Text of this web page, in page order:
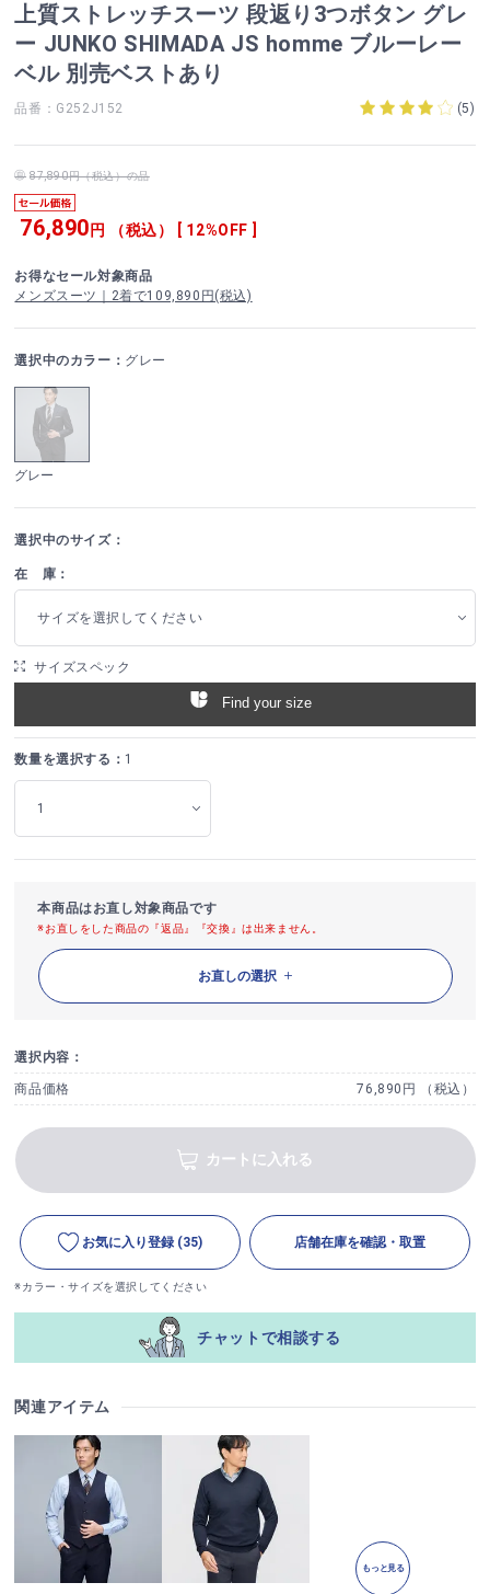
上質ストレッチスーツ 段返り3つボタン グレ
ー JUNKO SHIMADA JS homme ブルーレー
ベル 別売ベストあり
品番：G252J152 (5)
87,890円（税込）の品
76,890 円 （税込） [ 12%OFF ]
お得なセール対象商品
メンズスーツ｜2着で109,890円(税込)
選択中のカラー： グレー
グレー
選択中のサイズ：
在 庫：
サイズを選択してください
サイズスペック
Find your size
数量を選択する： 1
本商品はお直し対象商品です
※お直しをした商品の『返品』『交換』は出来ません。
お直しの選択
選択内容：
商品価格 76,890円 （税込）
カートに入れる
お気に入り登録 (35) 店舗在庫を確認・取置
※カラー・サイズを選択してください
チャットで相談する
関連アイテム
もっと見る